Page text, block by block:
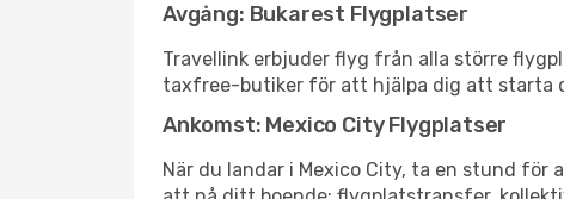
Avgång: Bukarest Flygplatser
Travellink erbjuder flyg från alla större
taxfree-butiker för att hjälpa dig att starta
Ankomst: Mexico City Flygplatser
När du landar i Mexico City, ta en stund